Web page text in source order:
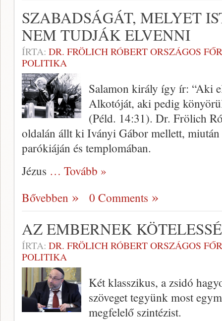
SZABADSÁGÁT, MELYET
NEM TUDJÁK ELVENNI
ÍRTA: DR. FRÖLICH RÓBERT ORSZÁGOS
POLITIKA
Salamon király így ír: “Aki
Alkotóját, aki pedig
(Péld. 14:31). Dr. Frölich
oldalán állt ki Iványi Gábor mellett,
parókiáján és templomában.
Jézus … Tovább »
Bővebben
0 Comments
AZ EMBERNEK
ÍRTA: DR. FRÖLICH RÓBERT ORSZÁGOS
POLITIKA
Két klasszikus, a zsidó
szöveget tegyünk most
megfelelő szintézist.